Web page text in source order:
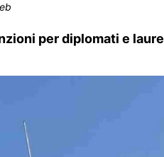
per diplomati e